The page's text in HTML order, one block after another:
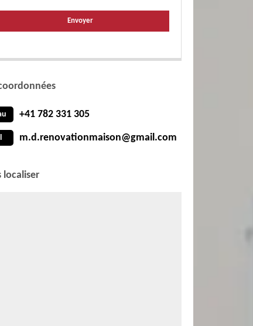
+41 782 331 305
m.d.renovationmaison@gmail.com
localiser